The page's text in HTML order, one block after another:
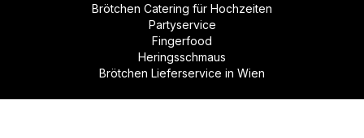
Brötchen Catering für Hochzeiten
Partyservice
Fingerfood
Heringsschmaus
Brötchen Lieferservice in Wien